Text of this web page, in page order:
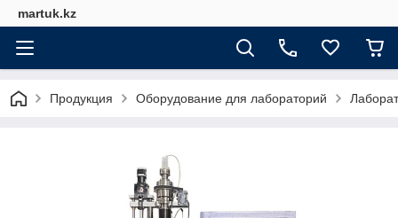
martuk.kz
Продукция Оборудование для лабораторий